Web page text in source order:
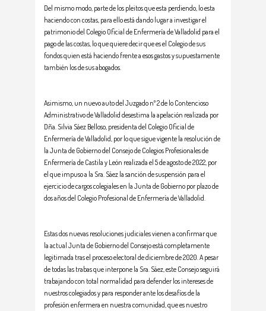
Del mismo modo, parte de los pleitos que esta perdiendo, lo esta
haciendo con costas, para ello está dando lugar a investigar el
patrimonio del Colegio Oficial de Enfermería de Valladolid para el
pago de las costas, lo que quiere decir que es el Colegio de sus
fondos quien está haciendo frente a esos gastos y supuestamente
también los de sus abogados.
Asimismo, un nuevo auto del Juzgado nº 2 de lo Contencioso
Administrativo de Valladolid desestima la apelación realizada por
Dña. Silvia Sáez Belloso, presidenta del Colegio Oficial de
Enfermería de Valladolid, por lo que sigue vigente la resolución de
la Junta de Gobierno del Consejo de Colegios Profesionales de
Enfermería de Castila y León realizada el 5 de agosto de 2022, por
el que impuso a la Sra. Sáez la sanción de suspensión para el
ejercicio de cargos colegiales en la Junta de Gobierno por plazo de
dos años del Colegio Profesional de Enfermería de Valladolid.
Estas dos nuevas resoluciones judiciales vienen a confirmar que
la actual Junta de Gobierno del Consejo está completamente
legitimada tras el proceso electoral de diciembre de 2020. A pesar
de todas las trabas que interpone la Sra. Sáez, este Consejo seguirá
trabajando con total normalidad para defender los intereses de
nuestros colegiados y para responder ante los desafíos de la
profesión enfermera en nuestra comunidad, que es nuestro